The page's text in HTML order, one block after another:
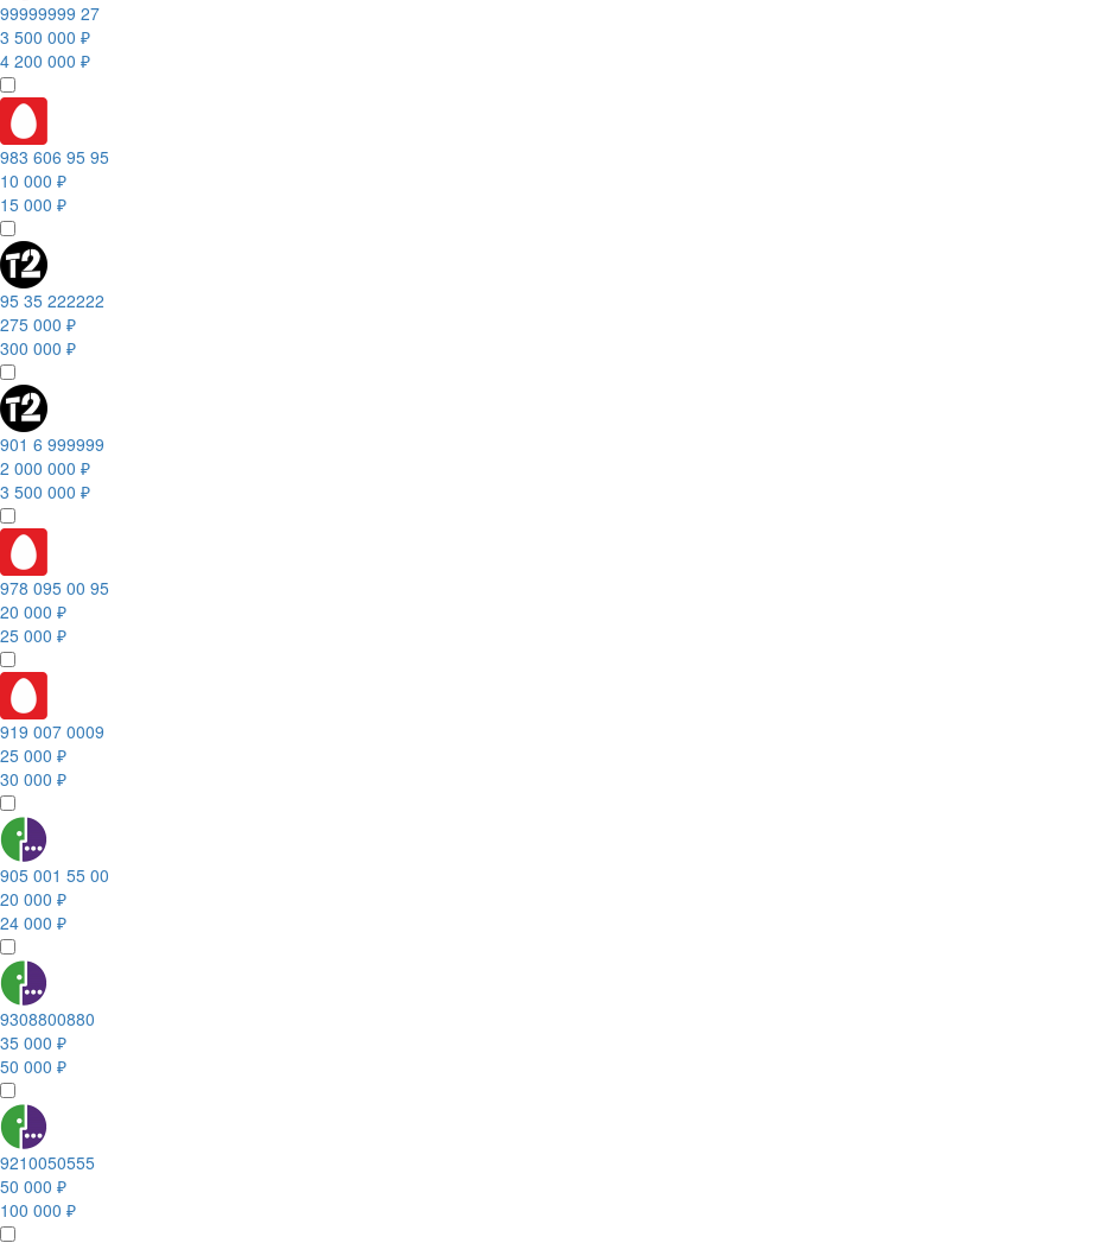
99999999 27
3 500 000 ₽
4 200 000 ₽
983 606 95 95
10 000 ₽
15 000 ₽
95 35 222222
275 000 ₽
300 000 ₽
901 6 999999
2 000 000 ₽
3 500 000 ₽
978 095 00 95
20 000 ₽
25 000 ₽
919 007 0009
25 000 ₽
30 000 ₽
905 001 55 00
20 000 ₽
24 000 ₽
9308800880
35 000 ₽
50 000 ₽
9210050555
50 000 ₽
100 000 ₽